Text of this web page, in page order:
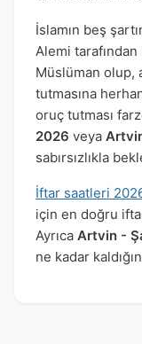
İslamın beş
Alemi tarafından
Müslüman olup,
tutmasına
oruç tutması
2026 veya
sabırsızlıkla
İftar saatleri
için en doğru
Ayrıca Artvin -
ne kadar